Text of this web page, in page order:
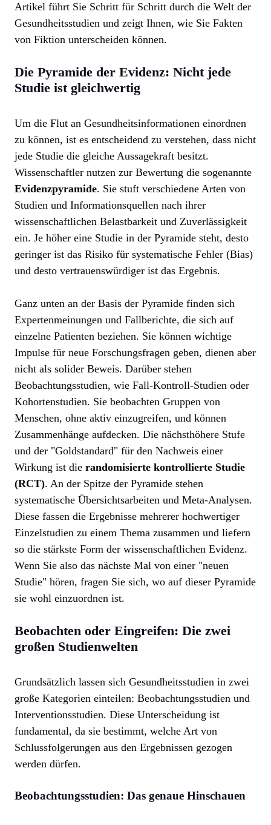
Artikel führt Sie Schritt für Schritt durch die Welt der
Gesundheitsstudien und zeigt Ihnen, wie Sie Fakten
von Fiktion unterscheiden können.
Die Pyramide der Evidenz: Nicht jede
Studie ist gleichwertig
Um die Flut an Gesundheitsinformationen einordnen
zu können, ist es entscheidend zu verstehen, dass nicht
jede Studie die gleiche Aussagekraft besitzt.
Wissenschaftler nutzen zur Bewertung die sogenannte
Evidenzpyramide. Sie stuft verschiedene Arten von
Studien und Informationsquellen nach ihrer
wissenschaftlichen Belastbarkeit und Zuverlässigkeit
ein. Je höher eine Studie in der Pyramide steht, desto
geringer ist das Risiko für systematische Fehler (Bias)
und desto vertrauenswürdiger ist das Ergebnis.
Ganz unten an der Basis der Pyramide finden sich
Expertenmeinungen und Fallberichte, die sich auf
einzelne Patienten beziehen. Sie können wichtige
Impulse für neue Forschungsfragen geben, dienen aber
nicht als solider Beweis. Darüber stehen
Beobachtungsstudien, wie Fall-Kontroll-Studien oder
Kohortenstudien. Sie beobachten Gruppen von
Menschen, ohne aktiv einzugreifen, und können
Zusammenhänge aufdecken. Die nächsthöhere Stufe
und der "Goldstandard" für den Nachweis einer
Wirkung ist die randomisierte kontrollierte Studie
(RCT). An der Spitze der Pyramide stehen
systematische Übersichtsarbeiten und Meta-Analysen.
Diese fassen die Ergebnisse mehrerer hochwertiger
Einzelstudien zu einem Thema zusammen und liefern
so die stärkste Form der wissenschaftlichen Evidenz.
Wenn Sie also das nächste Mal von einer "neuen
Studie" hören, fragen Sie sich, wo auf dieser Pyramide
sie wohl einzuordnen ist.
Beobachten oder Eingreifen: Die zwei
großen Studienwelten
Grundsätzlich lassen sich Gesundheitsstudien in zwei
große Kategorien einteilen: Beobachtungsstudien und
Interventionsstudien. Diese Unterscheidung ist
fundamental, da sie bestimmt, welche Art von
Schlussfolgerungen aus den Ergebnissen gezogen
werden dürfen.
Beobachtungsstudien: Das genaue Hinschauen